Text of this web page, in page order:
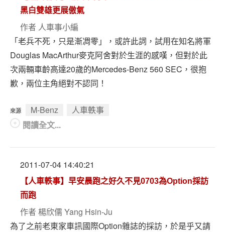
黑白雙雄更展傲氣
作者 人車事小編
「老兵不死，只是漸凋零」，或許此詞，試用在知名將軍
Douglas MacArthur麥克阿舍對於生涯的感嘆，但對於此
次兩輛車齡高達20歲的Mercedes-Benz 560 SEC，很抱
歉，兩位主角絕對不認同！
來源 M-Benz
人車軼事
閱讀全文...
2011-07-04 14:40:21
【人車軼事】早安晨跑之好久不見0703為Option採訪
而跑
作者 楊欣儒 Yang Hsin-Ju
為了之前老東家車訊國際Option雜誌的採訪，於是乎又請